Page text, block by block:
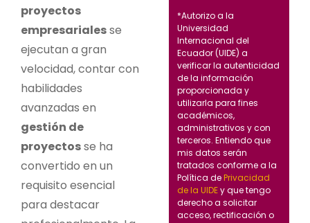
proyectos
empresarialesse
ejecutan a gran
velocidad, contar con
habilidades
avanzadas en
gestión de
proyectosse ha
convertido en un
requisito esencial
para destacar
*Autorizo a la
Universidad
Internacional del
Ecuador (UIDE) a
verificar la autenticidad
de la información
proporcionada y
utilizarla para fines
académicos,
administrativos y con
terceros. Entiendo que
mis datos serán
tratados conforme a la
Política dePrivacidad
de la UIDEy que tengo
derecho a solicitar
acceso, rectificación o